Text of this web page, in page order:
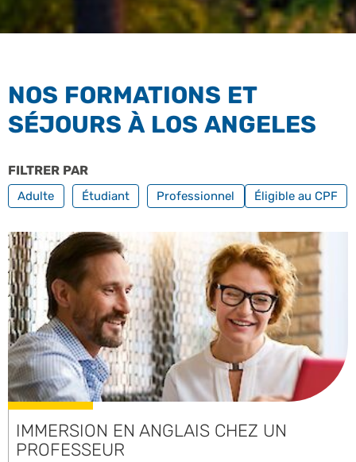
NOS FORMATIONS ET
SÉJOURS À LOS ANGELES
FILTRER PAR
Adulte Étudiant Professionnel Éligible au CPF
IMMERSION EN ANGLAIS CHEZ UN
PROFESSEUR